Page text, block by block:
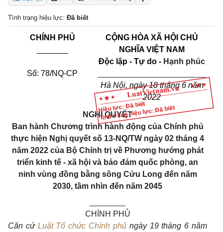
Tình trạng hiệu lực: Đã biết
Hiệu lực: Đã biết
Tình trạng hiệu lực: Đã biết
CHÍNH PHỦ
Số: 78/NQ-CP
CỘNG HÒA XÃ HỘI CHỦ
NGHĨA VIỆT NAM
Độc lập - Tự do - Hạnh phúc
Hà Nội, ngày 18 tháng 6 năm
2022
NGHỊ QUYẾT
Ban hành Chương trình hành động của Chính phủ
thực hiện Nghị quyết số 13-NQ/TW ngày 02 tháng 4
năm 2022 của Bộ Chính trị về Phương hướng phát
triển kinh tế - xã hội và bảo đảm quốc phòng, an
ninh vùng đồng bằng sông Cửu Long đến năm
2030, tầm nhìn đến năm 2045
CHÍNH PHỦ
Căn cứ Luật Tổ chức Chính phủngày 19 tháng 6 năm